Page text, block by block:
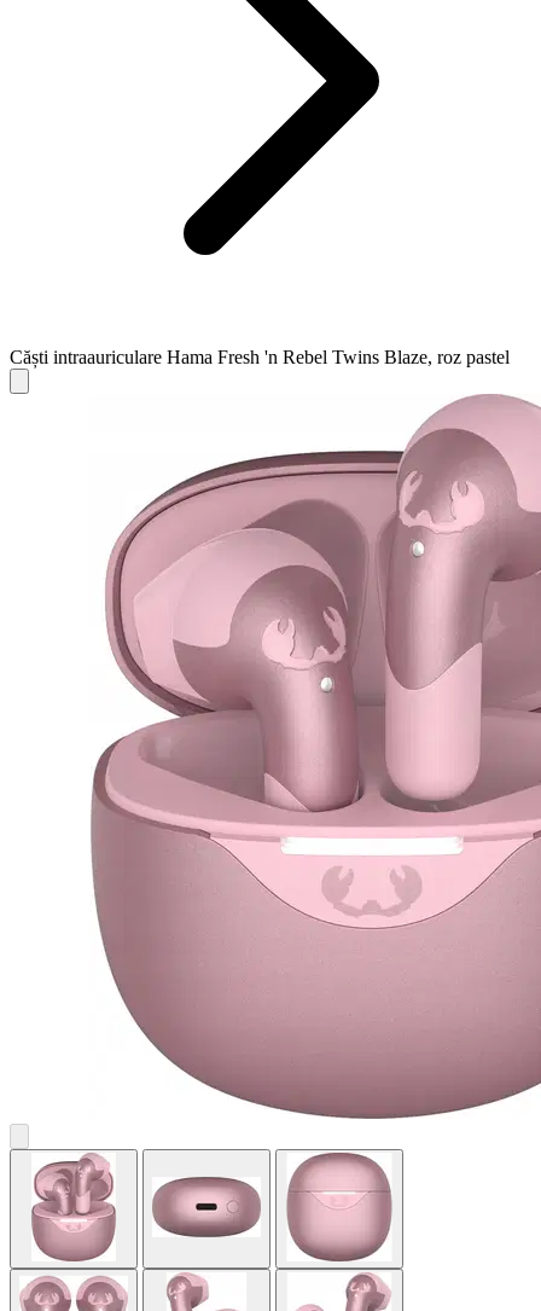
Căști intraauriculare Hama Fresh 'n Rebel Twins Blaze, roz pastel